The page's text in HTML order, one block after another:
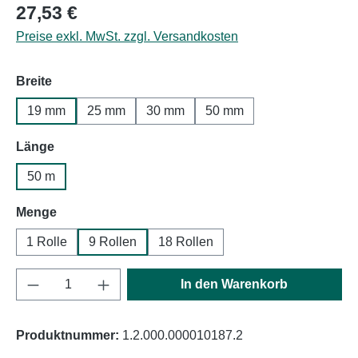
Regulärer Preis:
27,53 €
Preise exkl. MwSt. zzgl. Versandkosten
Breiteauswählen
19 mm 25 mm 30 mm 50 mm
Längeauswählen
50 m
Mengeauswählen
1 Rolle 9 Rollen 18 Rollen
Produkt Anzahl: Gib den gewünschten
In den Warenkorb
Produktnummer: 1.2.000.000010187.2